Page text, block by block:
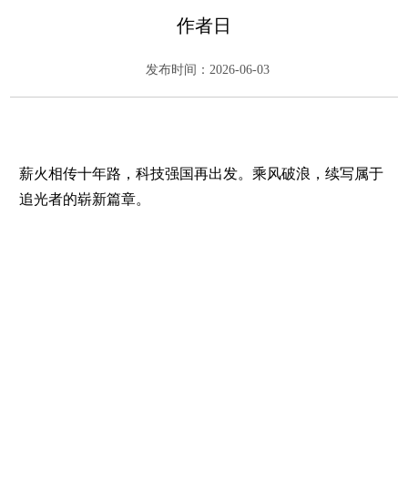
作者日
发布时间：2026-06-03
薪火相传十年路，科技强国再出发。乘风破浪，续写属于
追光者的崭新篇章。